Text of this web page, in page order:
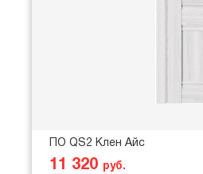
ПО QS2 Клен Айс
11 320 руб.